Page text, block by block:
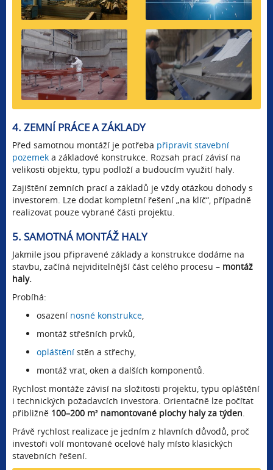
4. ZEMNÍ PRÁCE A ZÁKLADY
Před samotnou montáží je potřeba připravit stavební
pozemek a základové konstrukce. Rozsah prací závisí na
velikosti objektu, typu podloží a budoucím využití haly.
Zajištění zemních prací a základů je vždy otázkou dohody s
investorem. Lze dodat kompletní řešení „na klíč“, případně
realizovat pouze vybrané části projektu.
5. SAMOTNÁ MONTÁŽ HALY
Jakmile jsou připravené základy a konstrukce dodáme na
stavbu, začíná nejviditelnější část celého procesu – montáž
haly.
Probíhá:
osazení nosné konstrukce
montáž střešních prvků,
opláštění stěn a střechy,
montáž vrat, oken a dalších komponentů.
Rychlost montáže závisí na složitosti projektu, typu opláštění
i technických požadavcích investora. Orientačně lze počítat
přibližně 100–200 m² namontované plochy haly za týden
Právě rychlost realizace je jedním z hlavních důvodů, proč
investoři volí montované ocelové haly místo klasických
stavebních řešení.